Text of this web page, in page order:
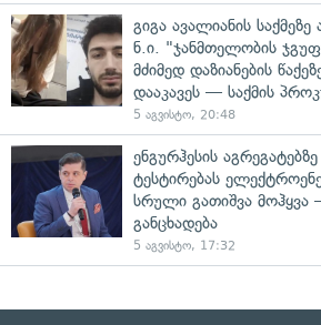
გიგა ავალიანის
ნ.ი. "ჯანმთელობის
მძიმედ დაზიანების
დააკავეს — საქმის
5 აგვისტო, 20:48
ენგურჰესის
ტესტირებას
სრული გათიშვა მოჰყვა
განცხადება
5 აგვისტო, 17:32